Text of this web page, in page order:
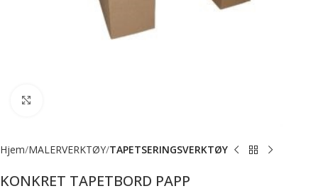
Hjem MALERVERKTØY TAPETSERINGSVERKTØY
KONKRET TAPETBORD PAPP